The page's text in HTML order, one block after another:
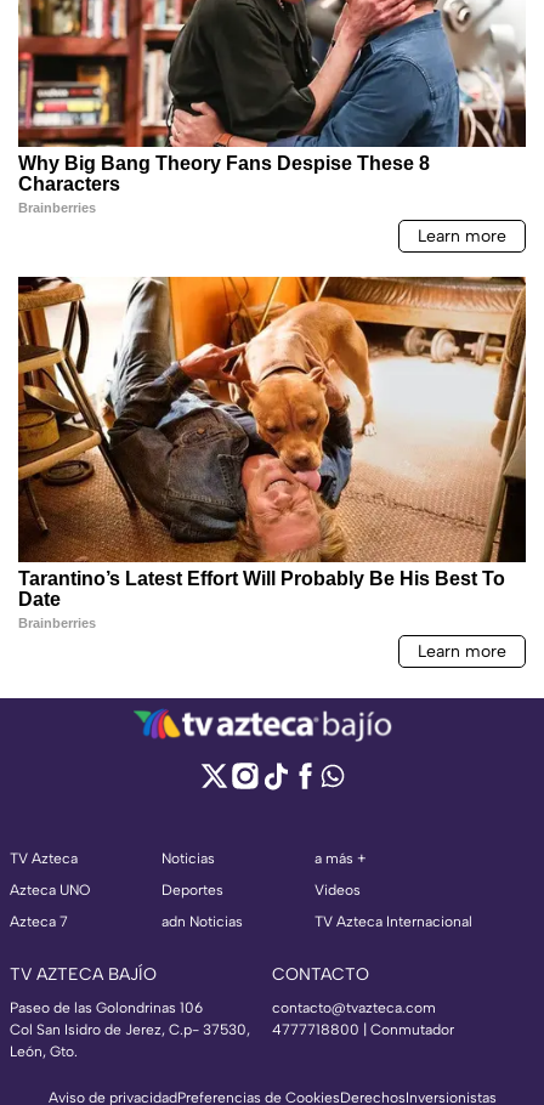
TV Azteca
Azteca UNO
Azteca 7
Noticias
Deportes
adn Noticias
a más +
Videos
TV Azteca Internacional
TV AZTECA BAJÍO
Paseo de las Golondrinas 106
Col San Isidro de Jerez, C.p- 37530,
León, Gto.
CONTACTO
contacto@tvazteca.com
4777718800 | Conmutador
Aviso de privacidadPreferencias de CookiesDerechosInversionistas